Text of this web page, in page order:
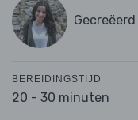
BEREIDINGSTIJD
20 - 30 minuten